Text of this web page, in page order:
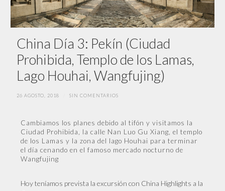
China Día 3: Pekín (Ciudad
Prohibida, Templo de los Lamas,
Lago Houhai, Wangfujing)
26 AGOSTO, 2018 SIN COMENTARIOS
Cambiamos los planes debido al tifón y visitamos la
Ciudad Prohibida, la calle Nan Luo Gu Xiang, el templo
de los Lamas y la zona del lago Houhai para terminar
el día cenando en el famoso mercado nocturno de
Wangfujing
Hoy teníamos prevista la excursión con China Highlights a la